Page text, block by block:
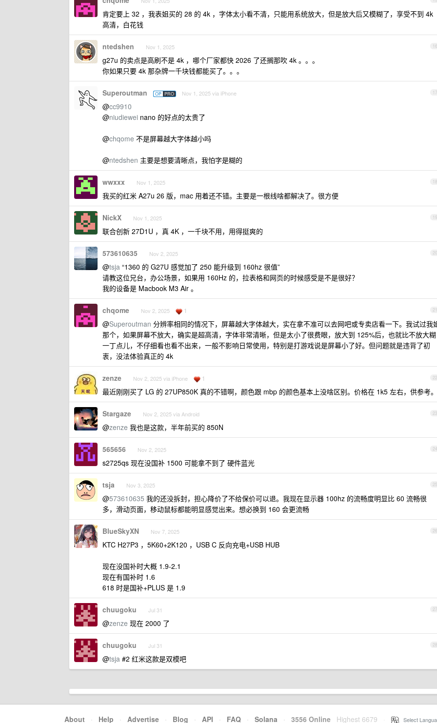
肯定要上 32 ，我表姐买的 28 的 4k ，字体太小看不清，只能用系统放大，但是放大后又模糊了，享受不到 4k
高清，白花钱
16
ntedshen Nov 1, 2025
g27u 的卖点是高刷不是 4k ，哪个厂家都快 2026 了还搁那吹 4k 。。。
你如果只要 4k 那杂牌一千块钱都能买了。。。
17
Superoutman OP PRO Nov 1, 2025 via iPhone
@cc9910
@niudiewei nano 的好点的太贵了
@chqome 不是屏幕越大字体越小吗
@ntedshen 主要是想要清晰点，我怕字是糊的
18
wwxxx Nov 1, 2025
我买的红米 A27u 26 版，mac 用着还不错。主要是一根线啥都解决了。很方便
19
NickX Nov 1, 2025
联合创新 27D1U ，真 4K ，一千块不用，用得挺爽的
20
573610635 Nov 2, 2025
@tsja “1360 的 G27U 感觉加了 250 能升级到 160hz 很值”
请教这位兄台，办公场景，如果用 160Hz 的，拉表格和网页的时候感受是不是很好？
我的设备是 Macbook M3 Air 。
21
chqome Nov 2, 2025 1
@Superoutman 分辨率相同的情况下，屏幕越大字体越大，实在拿不准可以去网吧或专卖店看一下。我试过我
那个，如果屏幕不放大，确实是超高清，字体非常清晰，但是太小了很费眼，放大到 125%后，也就比不放大糊
一丁点儿，不仔细看也看不出来，一般不影响日常使用，特别是打游戏说是屏幕小了好。但问题就是违背了初
衷，没法体验真正的 4k
22
zenze Nov 2, 2025 via iPhone 1
最近刚刚买了 LG 的 27UP850K 真的不错啊，颜色跟 mbp 的颜色基本上没啥区别。价格在 1k5 左右，供参考。
23
Stargaze Nov 2, 2025 via Android
@zenze 我也是这款，半年前买的 850N
24
565656 Nov 2, 2025
s2725qs 现在没国补 1500 可能拿不到了 硬件蓝光
25
tsja Nov 3, 2025
@573610635 我的还没拆封，担心降价了不给保价可以退。我现在显示器 100hz 的流畅度明显比 60 流畅很
多，滑动页面，移动鼠标都能明显感觉出来。想必换到 160 会更流畅
26
BlueSkyXN Nov 7, 2025
KTC H27P3 ，5K60+2K120 ，USB C 反向充电+USB HUB
现在没国补时大概 1.9-2.1
现在有国补时 1.6
618 时是国补+PLUS 是 1.9
27
chuugoku Jul 31
@zenze 现在 2000 了
28
chuugoku Jul 31
@tsja #2 红米这款是双模吧
About · Help · Advertise · Blog · API · FAQ · Solana · 3556 Online Highest 6679 Select